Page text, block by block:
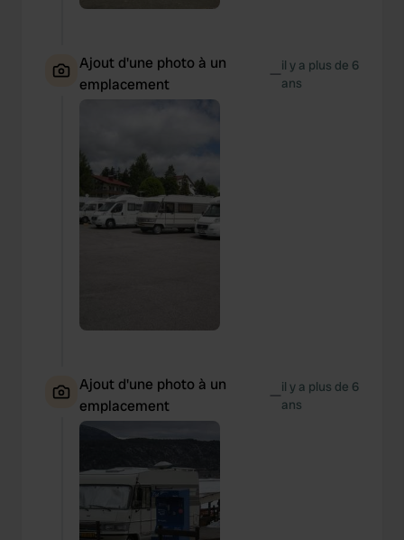
Ajout d'une photo à un
emplacement
—il y a plus de 6
ans
Ajout d'une photo à un
emplacement
—il y a plus de 6
ans